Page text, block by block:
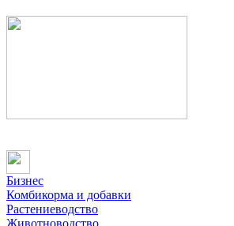
Бизнес
Комбикорма и добавки
Растениеводство
Животноводство